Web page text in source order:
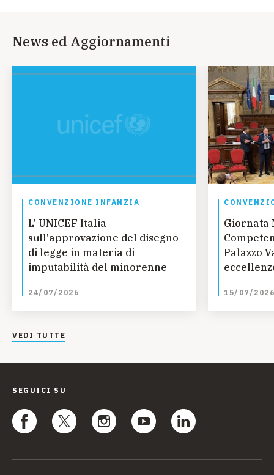
News ed Aggiornamenti
CONVENZIONE INFANZIA
L' UNICEF Italia
sull'approvazione del disegno
di legge in materia di
imputabilità del minorenne
24/07/2026
Giornata
Palazzo
15/07/2026
VEDI TUTTE
SEGUICI SU